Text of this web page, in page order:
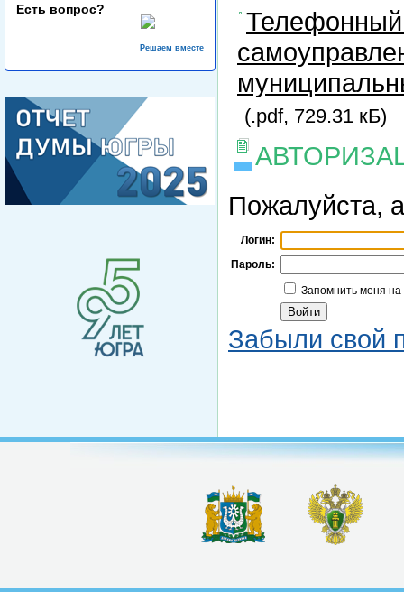
Есть вопрос?
Решаем вместе
Телефонный
(.pdf, 729.31 кБ)
Пожалуйста,
Логин:
Пароль:
Запомнить меня
Забыли свой